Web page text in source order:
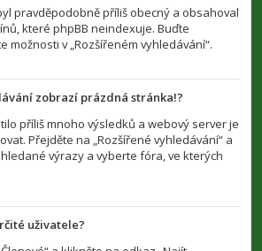
pravděpodobně příliš obecný a obsahoval
které phpBB neindexuje. Buďte
možnosti v „Rozšířeném vyhledávání“.
zobrazí prázdná stránka!?
příliš mnoho výsledků a webový server je
Přejděte na „Rozšířené vyhledávání“ a
výrazy a vyberte fóra, ve kterých
uživatele?